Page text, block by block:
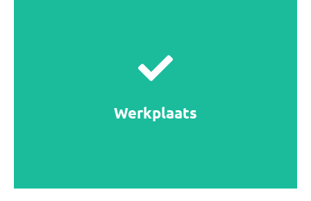
Werkplaats
Ionisatie
werkplaatsen en productielijnen!